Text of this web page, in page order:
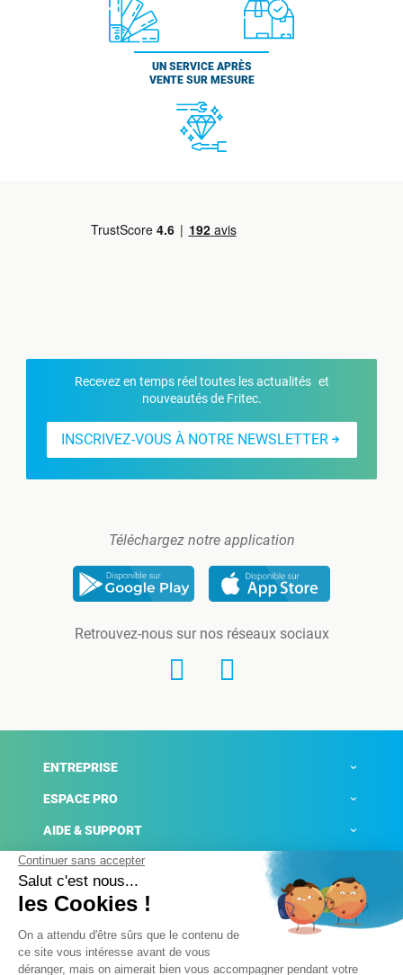
UN SERVICE APRÈS
VENTE SUR MESURE
Recevez en temps réel toutes les actualités et
nouveautés de Fritec.
INSCRIVEZ-VOUS À NOTRE NEWSLETTER
Téléchargez notre application
Retrouvez-nous sur nos réseaux sociaux
ENTREPRISE
ESPACE PRO
AIDE & SUPPORT
ACTUALITÉS
Mentions légales